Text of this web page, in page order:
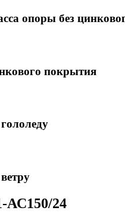
опоры без
покрытия
АС150/24